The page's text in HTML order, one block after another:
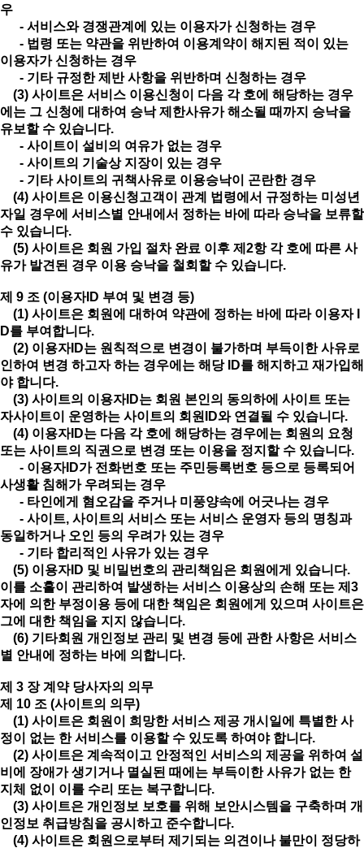
우
- 서비스와 경쟁관계에 있는 이용자가 신청하는 경우
- 법령 또는 약관을 위반하여 이용계약이 해지된 적이 있는
이용자가 신청하는 경우
- 기타 규정한 제반 사항을 위반하며 신청하는 경우
(3) 사이트은 서비스 이용신청이 다음 각 호에 해당하는 경우
에는 그 신청에 대하여 승낙 제한사유가 해소될 때까지 승낙을
유보할 수 있습니다.
- 사이트이 설비의 여유가 없는 경우
- 사이트의 기술상 지장이 있는 경우
- 기타 사이트의 귀책사유로 이용승낙이 곤란한 경우
(4) 사이트은 이용신청고객이 관계 법령에서 규정하는 미성년
자일 경우에 서비스별 안내에서 정하는 바에 따라 승낙을 보류할
수 있습니다.
(5) 사이트은 회원 가입 절차 완료 이후 제2항 각 호에 따른 사
유가 발견된 경우 이용 승낙을 철회할 수 있습니다.
제 9 조 (이용자ID 부여 및 변경 등)
(1) 사이트은 회원에 대하여 약관에 정하는 바에 따라 이용자 I
D를 부여합니다.
(2) 이용자ID는 원칙적으로 변경이 불가하며 부득이한 사유로
인하여 변경 하고자 하는 경우에는 해당 ID를 해지하고 재가입해
야 합니다.
(3) 사이트의 이용자ID는 회원 본인의 동의하에 사이트 또는
자사이트이 운영하는 사이트의 회원ID와 연결될 수 있습니다.
(4) 이용자ID는 다음 각 호에 해당하는 경우에는 회원의 요청
또는 사이트의 직권으로 변경 또는 이용을 정지할 수 있습니다.
- 이용자ID가 전화번호 또는 주민등록번호 등으로 등록되어
사생활 침해가 우려되는 경우
- 타인에게 혐오감을 주거나 미풍양속에 어긋나는 경우
- 사이트, 사이트의 서비스 또는 서비스 운영자 등의 명칭과
동일하거나 오인 등의 우려가 있는 경우
- 기타 합리적인 사유가 있는 경우
(5) 이용자ID 및 비밀번호의 관리책임은 회원에게 있습니다.
이를 소홀이 관리하여 발생하는 서비스 이용상의 손해 또는 제3
자에 의한 부정이용 등에 대한 책임은 회원에게 있으며 사이트은
그에 대한 책임을 지지 않습니다.
(6) 기타회원 개인정보 관리 및 변경 등에 관한 사항은 서비스
별 안내에 정하는 바에 의합니다.
제 3 장 계약 당사자의 의무
제 10 조 (사이트의 의무)
(1) 사이트은 회원이 희망한 서비스 제공 개시일에 특별한 사
정이 없는 한 서비스를 이용할 수 있도록 하여야 합니다.
(2) 사이트은 계속적이고 안정적인 서비스의 제공을 위하여 설
비에 장애가 생기거나 멸실된 때에는 부득이한 사유가 없는 한
지체 없이 이를 수리 또는 복구합니다.
(3) 사이트은 개인정보 보호를 위해 보안시스템을 구축하며 개
인정보 취급방침을 공시하고 준수합니다.
(4) 사이트은 회원으로부터 제기되는 의견이나 불만이 정당하